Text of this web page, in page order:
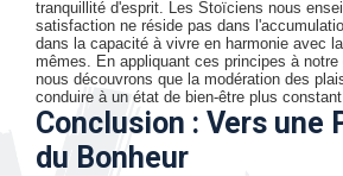
tranquillité d'esprit. Les Stoïciens nous
satisfaction ne réside pas dans
dans la capacité à vivre en harmonie avec
mêmes. En appliquant ces principes à notre
nous découvrons que la modération des
conduire à un état de bien-être plus
Conclusion : Vers une
du Bonheur